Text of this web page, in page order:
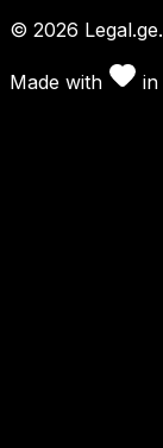
© 2026 Legal.ge.
Made with in